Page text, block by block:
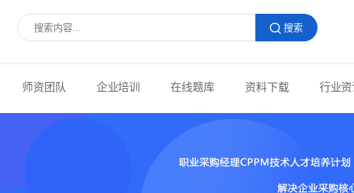
搜索
师资团队 企业培训 在线题库 资料下载 行业